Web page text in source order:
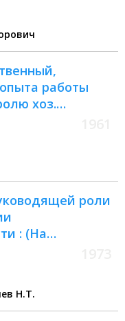
работы
хоз.
роли
: (На
Черноземья)
Киселев Н.Т.